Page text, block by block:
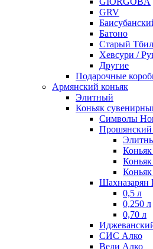
GRV
Батоно
Старый
Хевсури /
Другие
Подарочные
Армянский коньяк
Элитный
Коньяк
Символы
0,5 л
0,250 л
0,70 л
СИС Алко
Веди Алко